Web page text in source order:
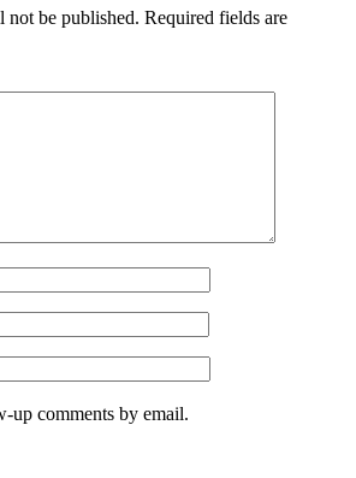
not be published. Required fields are
comments by email.